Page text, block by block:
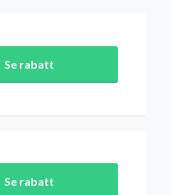
Se rabatt
Se rabatt